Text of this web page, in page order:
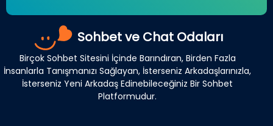
Sohbet ve Chat Odaları
Birçok Sohbet Sitesini İçinde Barındıran, Birden Fazla
İnsanlarla Tanışmanızı Sağlayan, İsterseniz Arkadaşlarınızla,
İsterseniz Yeni Arkadaş Edinebileceğiniz Bir Sohbet
Platformudur.